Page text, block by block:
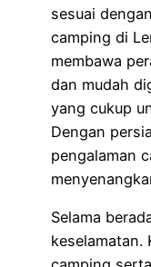
sesuai
camping di
membawa
dan mudah
yang cukup
Dengan
pengalaman
Selama
keselamatan.